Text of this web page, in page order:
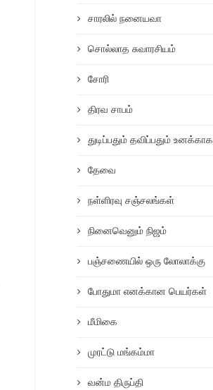
சாரலில் நனையவா
சொல்லாத சுவாரசியம்
சோரி
திரவ சாபம்
துடிப்பதும் தவிப்பதும் உனக்காக
தேவை
நள்ளிரவு சஞ்சலங்கள்
நினைவெனும் நிஜம்
பஞ்சணையில் ஒரு லோலாக்கு
போதுமா எனக்கான பெயர்கள்
மீமிகை
முரட்டு மங்கம்மா
வன்ம திருப்தி